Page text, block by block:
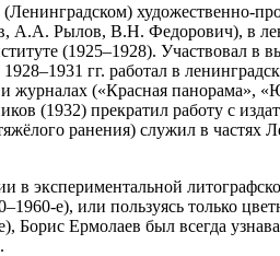
(Ленинградском) художественно-
А.А. Рылов, В.Н. Федорович), в
(1925–1928). Участвовал в
гг. работал в
журналах («Красная панорама»,
(1932) прекратил работу с
ранения) служил в частях
в экспериментальной
е), или пользуясь только
Борис Ермолаев был всегда